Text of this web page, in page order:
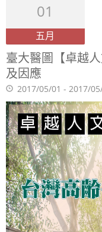
01
五月
臺大醫圖【卓越
及因應
2017/05/01 - 2017/